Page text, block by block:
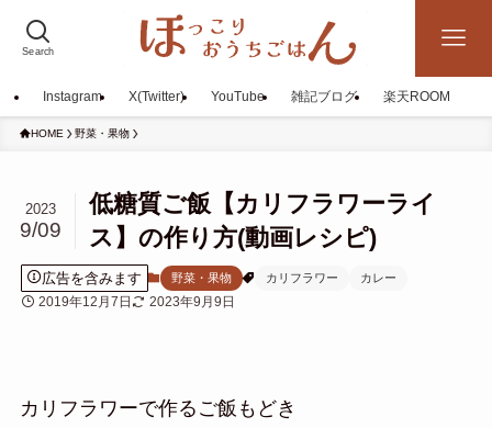
Search
Instagram X(Twitter) YouTube 雑記ブログ 楽天ROOM
HOME 野菜・果物
低糖質ご飯【カリフラワーライ
ス】の作り方(動画レシピ)
2023
9/09
広告を含みます 野菜・果物 カリフラワー カレー
2019年12月7日 2023年9月9日
カリフラワーで作るご飯もどき